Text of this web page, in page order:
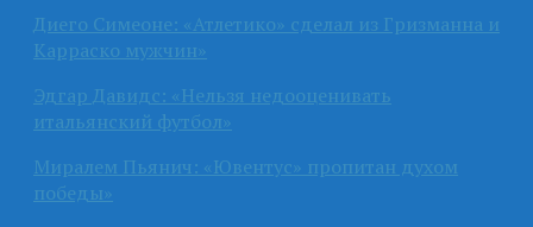
Диего Симеоне: «Атлетико» сделал из Гризманна и
Карраско мужчин»
Эдгар Давидс: «Нельзя недооценивать
итальянский футбол»
Миралем Пьянич: «Ювентус» пропитан духом
победы»